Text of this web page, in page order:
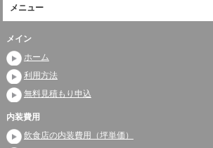
メニュー
メイン
ホーム
利用方法
無料見積もり申込
内装費用
飲食店の内装費用（坪単価）